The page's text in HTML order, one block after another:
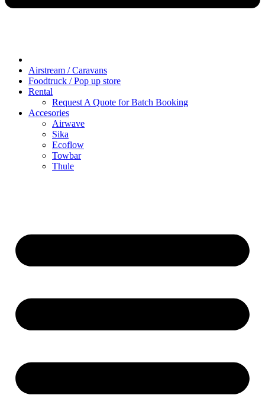
Airstream / Caravans
Foodtruck / Pop up store
Rental
Request A Quote for Batch Booking
Accesories
Airwave
Sika
Ecoflow
Towbar
Thule